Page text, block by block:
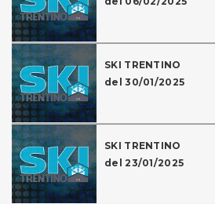
SKI TRENTINO
del 30/01/2025
SKI TRENTINO
del 23/01/2025